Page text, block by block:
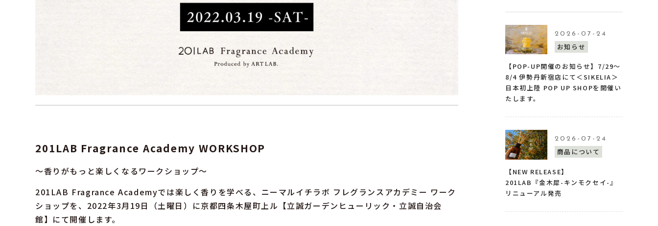
201LAB Fragrance Academy WORKSHOP
〜香りがもっと楽しくなるワークショップ〜
201LAB Fragrance Academyでは楽しく香りを学べる、ニーマルイチラボ フレグランスアカデミー ワーク
ショップを、2022年3月19日（土曜日）に京都四条木屋町上ル【立誠ガーデンヒューリック・立誠自治会
館】にて開催します。
2026-07-24
お知らせ
【POP-UP開催のお知らせ】7/29〜
8/4 伊勢丹新宿店にて＜SIKELIA＞
日本初上陸 POP UP SHOPを開催い
たします。
2026-07-24
商品について
【NEW RELEASE】
201LAB『金木犀-キンモクセイ-』
リニューアル発売